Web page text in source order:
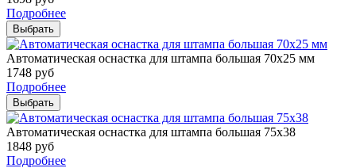
Подробнее
Выбрать
Автоматическая оснастка для штампа большая 70х25 мм
1748 руб
Подробнее
Выбрать
Автоматическая оснастка для штампа большая 75х38
1848 руб
Подробнее